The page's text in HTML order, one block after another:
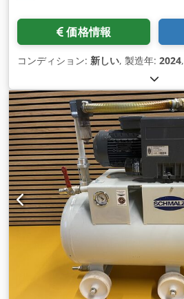
価格情報
コンディション: 新しい, 製造年: 2024,